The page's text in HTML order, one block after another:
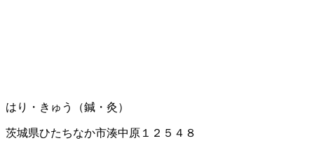
はり・きゅう（鍼・灸）
茨城県ひたちなか市湊中原１２５４８